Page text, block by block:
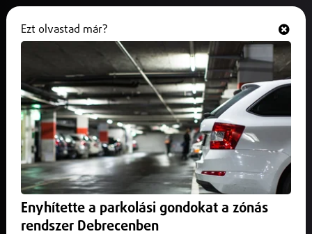
Munkahelyi képzés
megvalósítása a Sunshine
Rádió Kft-nél
Munkahelyi képzés megvalósítása a Sunshine
Ezt olvastad már?
Enyhítette a parkolási gondokat a zónás
rendszer Debrecenben